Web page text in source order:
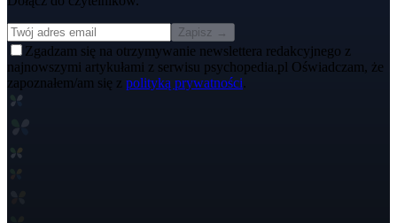
Zapisz →
Zgadzam się na otrzymywanie newslettera redakcyjnego z
najnowszymi artykułami z serwisu psychopedia.pl Oświadczam, że
zapoznałem/am się z polityką prywatności.